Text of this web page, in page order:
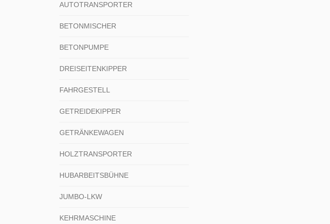
AUTOTRANSPORTER
BETONMISCHER
BETONPUMPE
DREISEITENKIPPER
FAHRGESTELL
GETREIDEKIPPER
GETRÄNKEWAGEN
HOLZTRANSPORTER
HUBARBEITSBÜHNE
JUMBO-LKW
KEHRMASCHINE